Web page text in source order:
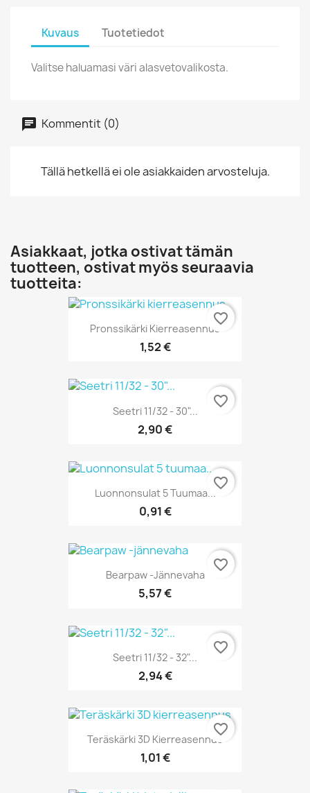
Kuvaus Tuotetiedot
Valitse haluamasi väri alasvetovalikosta.
Kommentit (0)
Tällä hetkellä ei ole asiakkaiden arvosteluja.
Asiakkaat, jotka ostivat tämän
tuotteen, ostivat myös seuraavia
tuotteita:
Pronssikärki Kierreasennus
1,52 €
favorite_border
Seetri 11/32 - 30"...
2,90 €
favorite_border
Luonnonsulat 5 Tuumaa...
0,91 €
favorite_border
Bearpaw -jännevaha
5,57 €
favorite_border
Seetri 11/32 - 32"...
2,94 €
favorite_border
Teräskärki 3D Kierreasennus
1,01 €
favorite_border